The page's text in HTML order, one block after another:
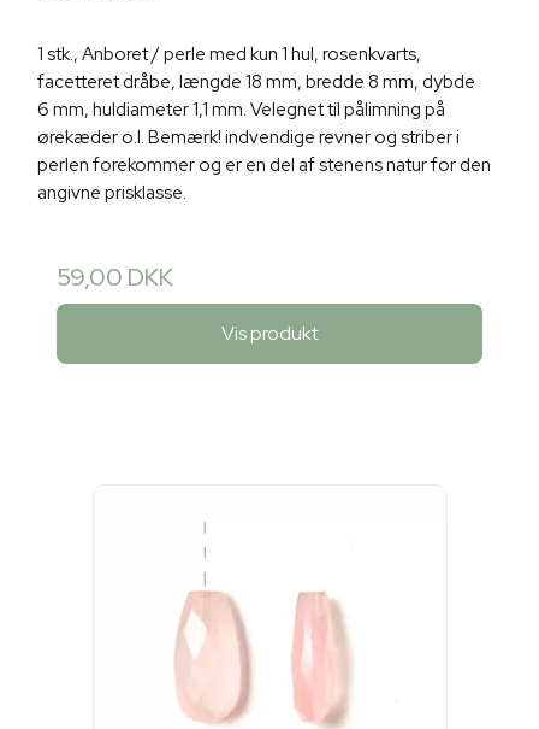
1 stk., Anboret / perle med kun 1 hul, rosenkvarts,
facetteret dråbe, længde 18 mm, bredde 8 mm, dybde
6 mm, huldiameter 1,1 mm. Velegnet til pålimning på
ørekæder o.l. Bemærk! indvendige revner og striber i
perlen forekommer og er en del af stenens natur for den
angivne prisklasse.
59,00 DKK
Vis produkt